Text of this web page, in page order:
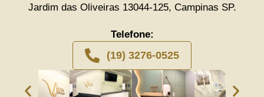
Jardim das Oliveiras 13044-125, Campinas SP.
Telefone:
(19) 3276-0525